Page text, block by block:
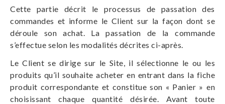
Cette partie décrit le processus de passation des
commandes et informe le Client sur la façon dont se
déroule son achat. La passation de la commande
s’effectue selon les modalités décrites ci-après.
Le Client se dirige sur le Site, il sélectionne le ou les
produits qu’il souhaite acheter en entrant dans la fiche
produit correspondante et constitue son « Panier » en
choisissant chaque quantité désirée. Avant toute